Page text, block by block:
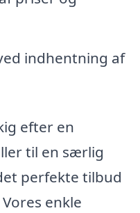
indhentning af
efter en
til en særlig
perfekte tilbud
enkle